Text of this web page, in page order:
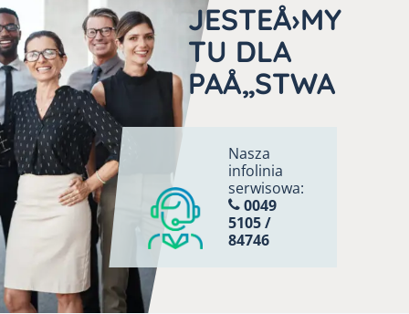
JESTEÅ›MY
TU DLA
PAÅ„STWA
Nasza
infolinia
serwisowa:
0049
5105 /
84746